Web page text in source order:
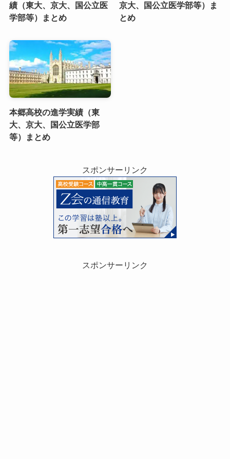
績（東大、京大、国公立医
学部等）まとめ
京大、国公立医学部等）ま
とめ
本郷高校の進学実績（東
大、京大、国公立医学部
等）まとめ
スポンサーリンク
スポンサーリンク